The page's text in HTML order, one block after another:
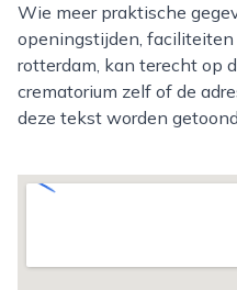
Wie meer praktische
openingstijden, faciliteiten
rotterdam, kan terecht op
crematorium zelf of de
deze tekst worden